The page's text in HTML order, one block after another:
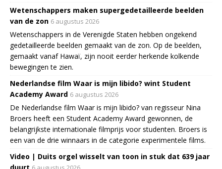
Wetenschappers maken supergedetailleerde beelden
van de zon 6 augustus 2026
Wetenschappers in de Verenigde Staten hebben ongekend
gedetailleerde beelden gemaakt van de zon. Op de beelden,
gemaakt vanaf Hawaï, zijn nooit eerder herkende kolkende
bewegingen te zien.
Nederlandse film Waar is mijn libido? wint Student
Academy Award 6 augustus 2026
De Nederlandse film Waar is mijn libido? van regisseur Nina
Broers heeft een Student Academy Award gewonnen, de
belangrijkste internationale filmprijs voor studenten. Broers is
een van de drie winnaars in de categorie experimentele films.
Video | Duits orgel wisselt van toon in stuk dat 639 jaar